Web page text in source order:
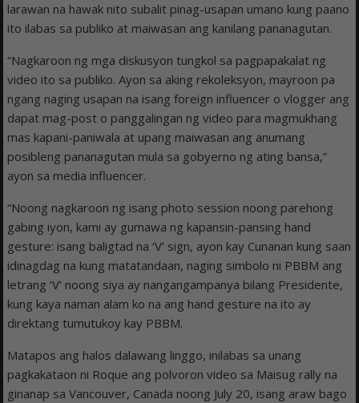
larawan na hawak nito subalit pinag-usapan umano kung paano
ito ilabas sa publiko at maiwasan ang kanilang pananagutan.
“Nagkaroon ng mga diskusyon tungkol sa pagpapakalat ng
video ito sa publiko. Ayon sa aking rekoleksyon, mayroon pa
ngang naging usapan na isang foreign influencer o vlogger ang
dapat mag-post o panggalingan ng video para magmukhang
mas kapani-paniwala at upang maiwasan ang anumang
posibleng pananagutan mula sa gobyerno ng ating bansa,”
ayon sa media influencer.
“Noong nagkaroon ng isang photo session noong parehong
gabing iyon, kami ay gumawa ng kapansin-pansing hand
gesture: isang baligtad na ‘V’ sign, ayon kay Cunanan kung saan
idinagdag na kung matatandaan, naging simbolo ni PBBM ang
letrang ‘V’ noong siya ay nangangampanya bilang Presidente,
kung kaya naman alam ko na ang hand gesture na ito ay
direktang tumutukoy kay PBBM.
Matapos ang halos dalawang linggo, inilabas sa unang
pagkakataon ni Roque ang polvoron video sa Maisug rally na
ginanap sa Vancouver, Canada noong July 20, isang araw bago